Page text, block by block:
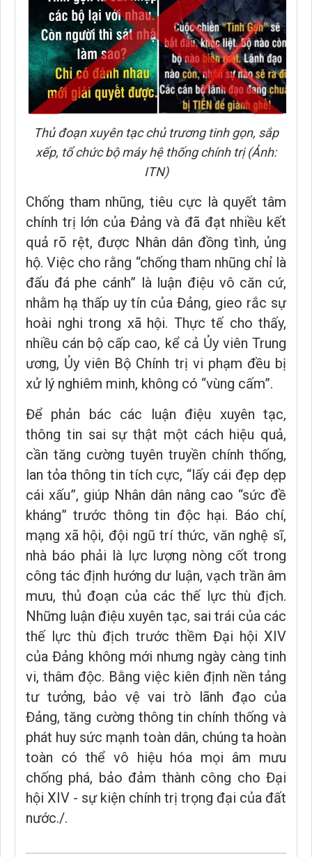
Thủ đoạn xuyên tạc chủ trương tinh gọn, sắp
xếp, tổ chức bộ máy hệ thống chính trị (Ảnh:
ITN)
Chống tham nhũng, tiêu cực là quyết tâm
chính trị lớn của Đảng và đã đạt nhiều kết
quả rõ rệt, được Nhân dân đồng tình, ủng
hộ. Việc cho rằng “chống tham nhũng chỉ là
đấu đá phe cánh” là luận điệu vô căn cứ,
nhằm hạ thấp uy tín của Đảng, gieo rắc sự
hoài nghi trong xã hội. Thực tế cho thấy,
nhiều cán bộ cấp cao, kể cả Ủy viên Trung
ương, Ủy viên Bộ Chính trị vi phạm đều bị
xử lý nghiêm minh, không có “vùng cấm”.
Để phản bác các luận điệu xuyên tạc,
thông tin sai sự thật một cách hiệu quả,
cần tăng cường tuyên truyền chính thống,
lan tỏa thông tin tích cực, “lấy cái đẹp dẹp
cái xấu”, giúp Nhân dân nâng cao “sức đề
kháng” trước thông tin độc hại. Báo chí,
mạng xã hội, đội ngũ trí thức, văn nghệ sĩ,
nhà báo phải là lực lượng nòng cốt trong
công tác định hướng dư luận, vạch trần âm
mưu, thủ đoạn của các thế lực thù địch.​
Những luận điệu xuyên tạc, sai trái của các
thế lực thù địch trước thềm Đại hội XIV
của Đảng không mới nhưng ngày càng tinh
vi, thâm độc. Bằng việc kiên định nền tảng
tư tưởng, bảo vệ vai trò lãnh đạo của
Đảng, tăng cường thông tin chính thống và
phát huy sức mạnh toàn dân, chúng ta hoàn
toàn có thể vô hiệu hóa mọi âm mưu
chống phá, bảo đảm thành công cho Đại
hội XIV - sự kiện chính trị trọng đại của đất
nước./.